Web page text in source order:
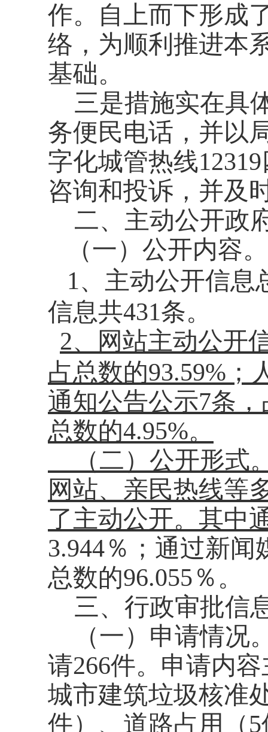
作。自上而下形成
络，为顺利推进本
基础。
三是措施实在具
务便民电话，并以
字化城管热线
咨询和投诉，并及
二、主动公开政
（一）公开内容。
1、主动公开信息
信息共431条。
2、网站主动公开
占总数的93.59%；
通知公告公示7条
总数的4.95%。
（二）公开形
网站、亲民热线等
了主动公开。其中
3.944％；通过新
总数的96.055％。
三、行政审批信
（一）申请情况
请266件。申请内
城市建筑垃圾核准
件）、 道路占用（